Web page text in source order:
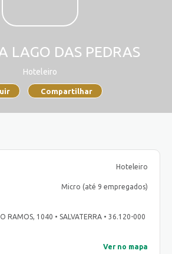
LAGO DAS PEDRAS
Hoteleiro
Compartilhar
Hoteleiro
Micro (até 9 empregados)
RAMOS, 1040 • SALVATERRA • 36.120-000
Ver no mapa